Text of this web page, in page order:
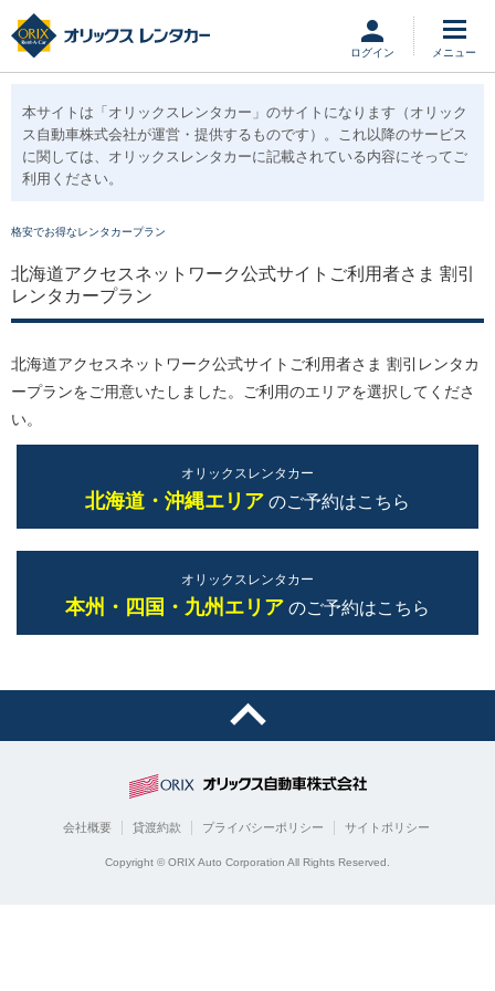
ログイン
本サイトは「オリックスレンタカー」のサイトになります （オリック
ス自動車株式会社が運営・提供するものです）。これ以降のサービス
に関しては、オリックスレンタカーに記載されている内容にそってご
利用ください。
格安でお得なレンタカープラン
北海道アクセスネットワーク公式サイトご利用者さま 割引
レンタカープラン
北海道アクセスネットワーク公式サイトご利用者さま 割引レンタカ
ープランをご用意いたしました。ご利用のエリアを選択してくださ
い。
オリックスレンタカー
北海道・沖縄エリア のご予約はこちら
オリックスレンタカー
本州・四国・九州エリア のご予約はこちら
会社概要 貸渡約款 プライバシーポリシー サイトポリシー
Copyright © ORIX Auto Corporation All Rights Reserved.